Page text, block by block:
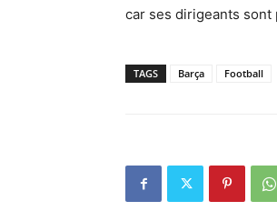
car ses dirigeants
TAGS Barça Football